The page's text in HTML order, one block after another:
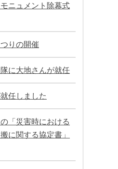
ニュメント除幕式
りの開催
に大地さんが就任
任しました
「災害時における
に関する協定書」